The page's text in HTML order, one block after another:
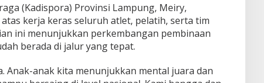
(Kadispora) Provinsi Lampung, Meiry,
kerja keras seluruh atlet, pelatih, serta tim
ini menunjukkan perkembangan pembinaan
berada di jalur yang tepat.
Anak-anak kita menunjukkan mental juara dan